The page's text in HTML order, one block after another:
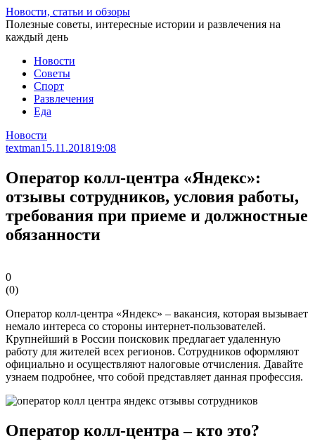
Перейти
к
статье
Новости, статьи и обзоры
Полезные советы, интересные истории и развлечения на
каждый день
Новости
Советы
Спорт
Развлечения
Еда
Новости
textman15.11.201819:08
Оператор колл-центра «Яндекс»:
отзывы сотрудников, условия работы,
требования при приеме и должностные
обязанности
0
(0)
Оператор колл-центра «Яндекс» – вакансия, которая вызывает
немало интереса со стороны интернет-пользователей.
Крупнейший в России поисковик предлагает удаленную
работу для жителей всех регионов. Сотрудников оформляют
официально и осуществляют налоговые отчисления. Давайте
узнаем подробнее, что собой представляет данная профессия.
Оператор колл-центра – кто это?